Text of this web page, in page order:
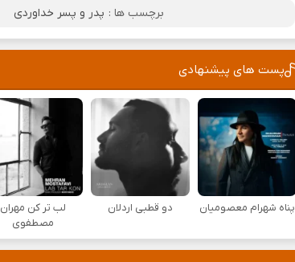
برچسب ها : پدر و پسر خداوردی
پست های پیشنهادی
پناه شهرام معصومیان دو قطبی اردلان
لب تر کن مهران
مصطفوی